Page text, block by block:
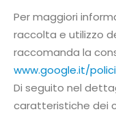
Per maggiori
raccolta e utilizzo
raccomanda la
www.google.it/
Di seguito nel
caratteristiche dei